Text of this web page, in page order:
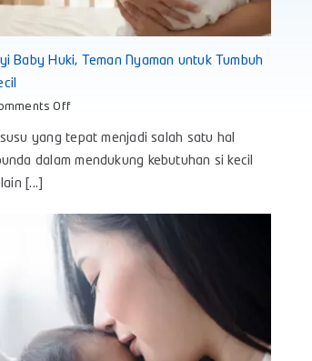
Baby Huki, Teman Nyaman untuk Tumbuh
Offon
Susu
Bayi
Nyaman
untuk
Tumbuh
Kembang
Si
Kecil
yang tepat menjadi salah satu hal
dalam mendukung kebutuhan si kecil
[...]